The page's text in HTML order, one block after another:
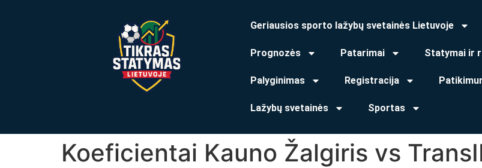
Geriausios sporto lažybų svetainės Lietuvoje
Prognozės Patarimai Statymai ir
Palyginimas Registracija
Lažybų svetainės Sportas
Koeficientai Kauno Žalgiris vs